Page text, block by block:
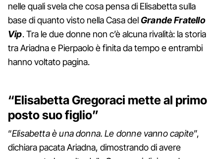
nelle quali svela che cosa pensa di Elisabetta sulla
base di quanto visto nella Casa delGrande Fratello
Vip. Tra le due donne non c’è alcuna rivalità: la storia
tra Ariadna e Pierpaolo è finita da tempo e entrambi
hanno voltato pagina.
“Elisabetta Gregoraci mette al primo
posto suo figlio”
“Elisabetta è una donna. Le donne vanno capite”,
dichiara pacata Ariadna, dimostrando di avere